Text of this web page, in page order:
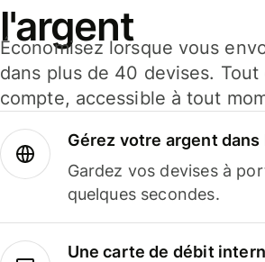
l'argent
Économisez lorsque vous
dans plus de 40 devises.
compte, accessible à tout
Gérez votre argent
Gardez vos devises à
quelques secondes.
Une carte de débit